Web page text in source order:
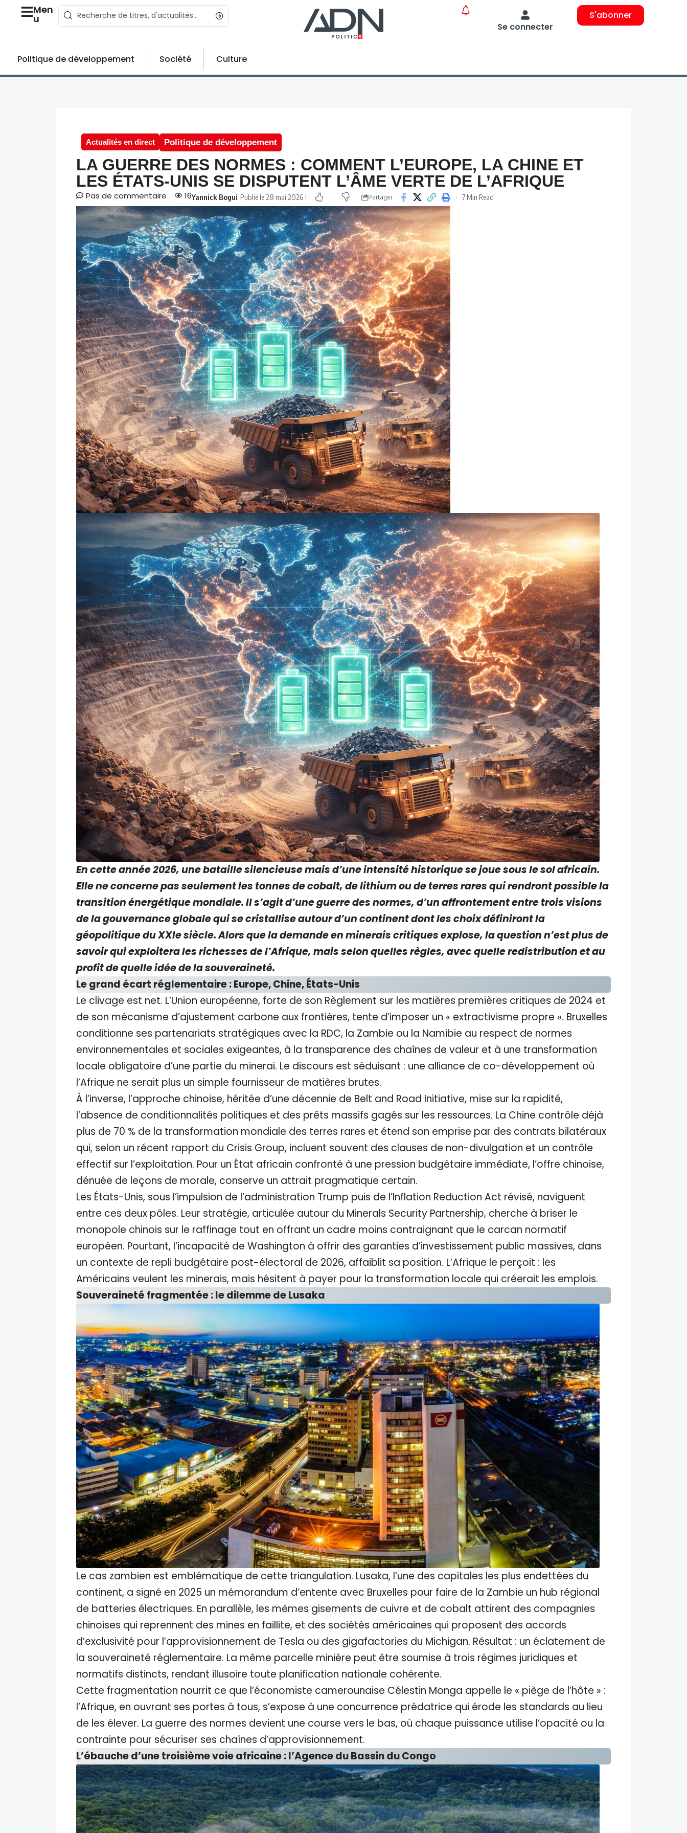
Men
u
Se connecter
S'abonner
Politique de développement Société Culture
Actualités en direct Politique de développement
LA GUERRE DES NORMES : COMMENT L’EUROPE, LA CHINE ET
LES ÉTATS-UNIS SE DISPUTENT L’ÂME VERTE DE L’AFRIQUE
Yannick Bogui Publié le 28 mai 2026 Partager 7 Min Read
Pas de commentaire 16
En cette année 2026, une bataille silencieuse mais d’une intensité historique se joue sous le sol africain.
Elle ne concerne pas seulement les tonnes de cobalt, de lithium ou de terres rares qui rendront possible la
transition énergétique mondiale. Il s’agit d’une guerre des normes, d’un affrontement entre trois visions
de la gouvernance globale qui se cristallise autour d’un continent dont les choix définiront la
géopolitique du XXIe siècle. Alors que la demande en minerais critiques explose, la question n’est plus de
savoir qui exploitera les richesses de l’Afrique, mais selon quelles règles, avec quelle redistribution et au
profit de quelle idée de la souveraineté.
Le grand écart réglementaire : Europe, Chine, États-Unis
Le clivage est net. L’Union européenne, forte de son Règlement sur les matières premières critiques de 2024 et
de son mécanisme d’ajustement carbone aux frontières, tente d’imposer un « extractivisme propre ». Bruxelles
conditionne ses partenariats stratégiques avec la RDC, la Zambie ou la Namibie au respect de normes
environnementales et sociales exigeantes, à la transparence des chaînes de valeur et à une transformation
locale obligatoire d’une partie du minerai. Le discours est séduisant : une alliance de co-développement où
l’Afrique ne serait plus un simple fournisseur de matières brutes.
À l’inverse, l’approche chinoise, héritée d’une décennie de Belt and Road Initiative, mise sur la rapidité,
l’absence de conditionnalités politiques et des prêts massifs gagés sur les ressources. La Chine contrôle déjà
plus de 70 % de la transformation mondiale des terres rares et étend son emprise par des contrats bilatéraux
qui, selon un récent rapport du Crisis Group, incluent souvent des clauses de non-divulgation et un contrôle
effectif sur l’exploitation. Pour un État africain confronté à une pression budgétaire immédiate, l’offre chinoise,
dénuée de leçons de morale, conserve un attrait pragmatique certain.
Les États-Unis, sous l’impulsion de l’administration Trump puis de l’Inflation Reduction Act révisé, naviguent
entre ces deux pôles. Leur stratégie, articulée autour du Minerals Security Partnership, cherche à briser le
monopole chinois sur le raffinage tout en offrant un cadre moins contraignant que le carcan normatif
européen. Pourtant, l’incapacité de Washington à offrir des garanties d’investissement public massives, dans
un contexte de repli budgétaire post-électoral de 2026, affaiblit sa position. L’Afrique le perçoit : les
Américains veulent les minerais, mais hésitent à payer pour la transformation locale qui créerait les emplois.
Souveraineté fragmentée : le dilemme de Lusaka
Le cas zambien est emblématique de cette triangulation. Lusaka, l’une des capitales les plus endettées du
continent, a signé en 2025 un mémorandum d’entente avec Bruxelles pour faire de la Zambie un hub régional
de batteries électriques. En parallèle, les mêmes gisements de cuivre et de cobalt attirent des compagnies
chinoises qui reprennent des mines en faillite, et des sociétés américaines qui proposent des accords
d’exclusivité pour l’approvisionnement de Tesla ou des gigafactories du Michigan. Résultat : un éclatement de
la souveraineté réglementaire. La même parcelle minière peut être soumise à trois régimes juridiques et
normatifs distincts, rendant illusoire toute planification nationale cohérente.
Cette fragmentation nourrit ce que l’économiste camerounaise Célestin Monga appelle le « piège de l’hôte » :
l’Afrique, en ouvrant ses portes à tous, s’expose à une concurrence prédatrice qui érode les standards au lieu
de les élever. La guerre des normes devient une course vers le bas, où chaque puissance utilise l’opacité ou la
contrainte pour sécuriser ses chaînes d’approvisionnement.
L’ébauche d’une troisième voie africaine : l’Agence du Bassin du Congo